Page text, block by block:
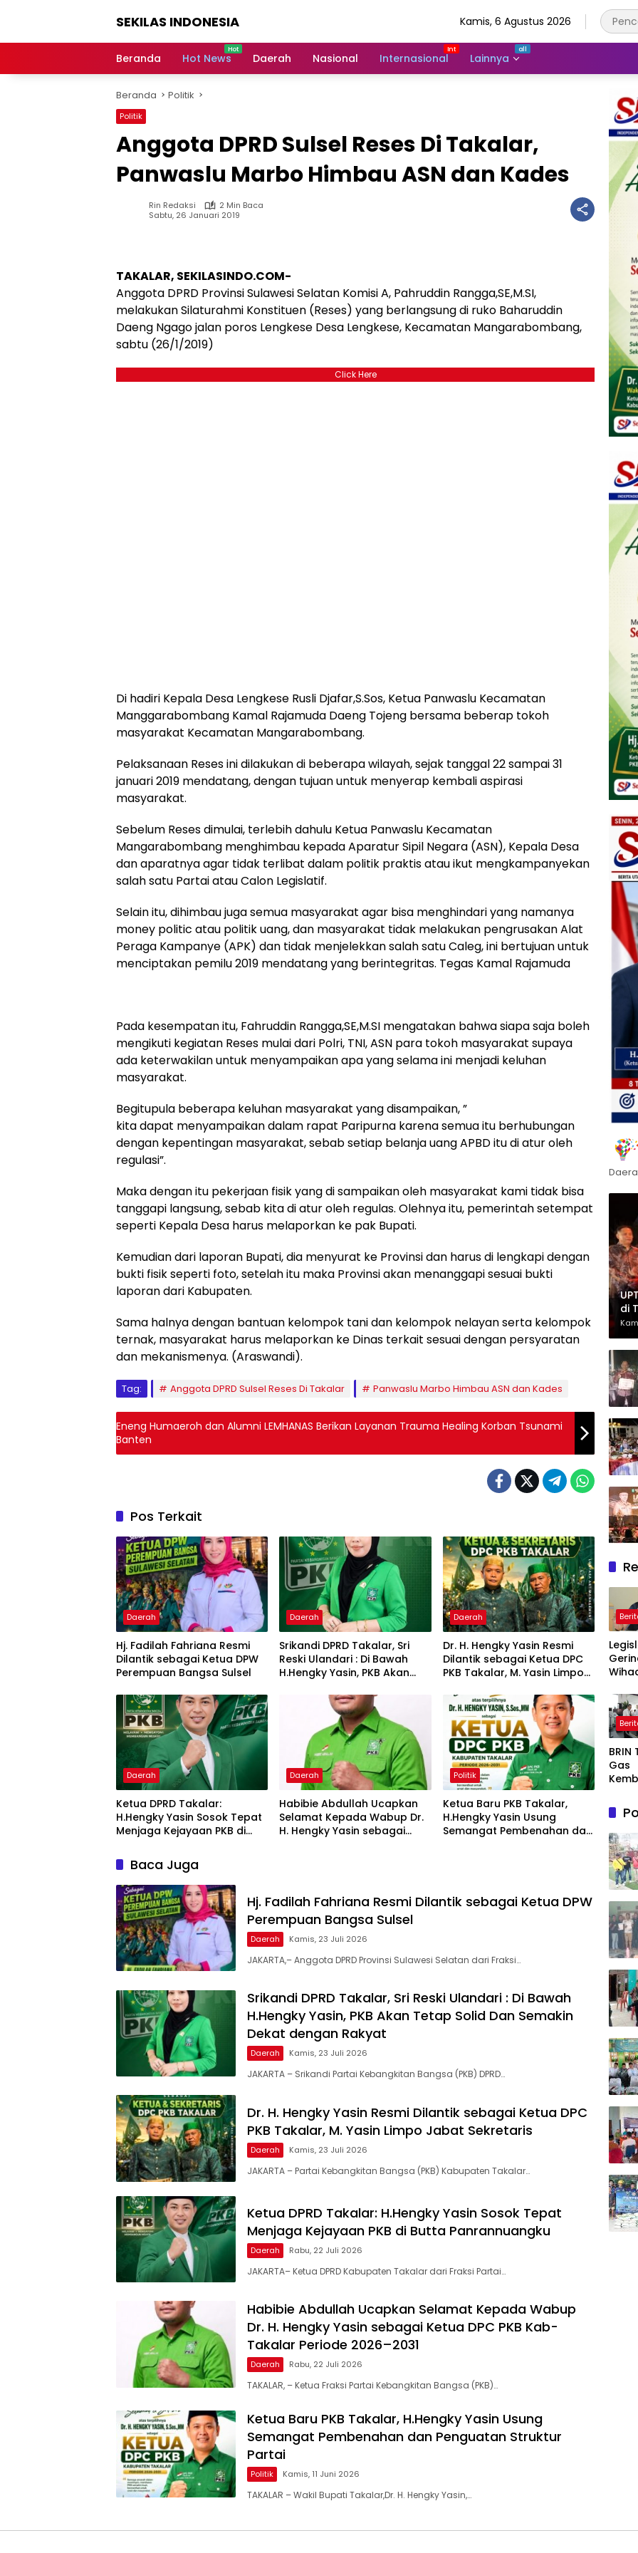
SEKILAS INDONESIA
Terkini,
Latest
World,
Headlines,
News
Kamis, 6 Agustus 2026
Beranda Hot News Daerah Nasional Internasional Lainnya
Beranda Politik
Politik
Anggota DPRD Sulsel Reses Di Takalar,
Panwaslu Marbo Himbau ASN dan Kades
Rin Redaksi
2 Min Baca
Sabtu, 26 Januari 2019
TAKALAR, SEKILASINDO.COM-
Anggota DPRD Provinsi Sulawesi Selatan Komisi A, Pahruddin Rangga,SE,M.SI,
melakukan Silaturahmi Konstituen (Reses) yang berlangsung di ruko Baharuddin
Daeng Ngago jalan poros Lengkese Desa Lengkese, Kecamatan Mangarabombang,
sabtu (26/1/2019)
Click Here
Di hadiri Kepala Desa Lengkese Rusli Djafar,S.Sos, Ketua Panwaslu Kecamatan
Manggarabombang Kamal Rajamuda Daeng Tojeng bersama beberap tokoh
masyarakat Kecamatan Mangarabombang.
Pelaksanaan Reses ini dilakukan di beberapa wilayah, sejak tanggal 22 sampai 31
januari 2019 mendatang, dengan tujuan untuk menyerap kembali aspirasi
masyarakat.
Sebelum Reses dimulai, terlebih dahulu Ketua Panwaslu Kecamatan
Mangarabombang menghimbau kepada Aparatur Sipil Negara (ASN), Kepala Desa
dan aparatnya agar tidak terlibat dalam politik praktis atau ikut mengkampanyekan
salah satu Partai atau Calon Legislatif.
Selain itu, dihimbau juga semua masyarakat agar bisa menghindari yang namanya
money politic atau politik uang, dan masyarakat tidak melakukan pengrusakan Alat
Peraga Kampanye (APK) dan tidak menjelekkan salah satu Caleg, ini bertujuan untuk
menciptakan pemilu 2019 mendatang yang berintegritas. Tegas Kamal Rajamuda
Pada kesempatan itu, Fahruddin Rangga,SE,M.SI mengatakan bahwa siapa saja boleh
mengikuti kegiatan Reses mulai dari Polri, TNI, ASN para tokoh masyarakat supaya
ada keterwakilan untuk menyampaikan apa yang selama ini menjadi keluhan
masyarakat.
Begitupula beberapa keluhan masyarakat yang disampaikan, ”
kita dapat menyampaikan dalam rapat Paripurna karena semua itu berhubungan
dengan kepentingan masyarakat, sebab setiap belanja uang APBD itu di atur oleh
regulasi”.
Maka dengan itu pekerjaan fisik yang di sampaikan oleh masyarakat kami tidak bisa
tanggapi langsung, sebab kita di atur oleh regulas. Olehnya itu, pemerintah setempat
seperti Kepala Desa harus melaporkan ke pak Bupati.
Kemudian dari laporan Bupati, dia menyurat ke Provinsi dan harus di lengkapi dengan
bukti fisik seperti foto, setelah itu maka Provinsi akan menanggapi sesuai bukti
laporan dari Kabupaten.
Sama halnya dengan bantuan kelompok tani dan kelompok nelayan serta kelompok
ternak, masyarakat harus melaporkan ke Dinas terkait sesuai dengan persyaratan
dan mekanismenya. (Araswandi).
Tag: Anggota DPRD Sulsel Reses Di Takalar Panwaslu Marbo Himbau ASN dan Kades
Eneng Humaeroh dan Alumni LEMHANAS Berikan Layanan Trauma Healing Korban Tsunami
Banten
Pos Terkait
Daerah
Hj. Fadilah Fahriana Resmi
Dilantik sebagai Ketua DPW
Perempuan Bangsa Sulsel
Daerah
Srikandi DPRD Takalar, Sri
Reski Ulandari : Di Bawah
H.Hengky Yasin, PKB Akan
Dekat dengan Rakyat
Daerah
Dr. H. Hengky Yasin Resmi
Dilantik sebagai Ketua DPC
PKB Takalar, M. Yasin Limpo
Daerah
Ketua DPRD Takalar:
H.Hengky Yasin Sosok Tepat
Menjaga Kejayaan PKB di
Daerah
Habibie Abdullah Ucapkan
Selamat Kepada Wabup Dr.
H. Hengky Yasin sebagai
Politik
Ketua Baru PKB Takalar,
H.Hengky Yasin Usung
Semangat Pembenahan dan
Baca Juga
Hj. Fadilah Fahriana Resmi Dilantik sebagai Ketua DPW
Perempuan Bangsa Sulsel
Daerah Kamis, 23 Juli 2026
JAKARTA,– Anggota DPRD Provinsi Sulawesi Selatan dari Fraksi…
Srikandi DPRD Takalar, Sri Reski Ulandari : Di Bawah
H.Hengky Yasin, PKB Akan Tetap Solid Dan Semakin
Dekat dengan Rakyat
Daerah Kamis, 23 Juli 2026
JAKARTA – Srikandi Partai Kebangkitan Bangsa (PKB) DPRD…
Dr. H. Hengky Yasin Resmi Dilantik sebagai Ketua DPC
PKB Takalar, M. Yasin Limpo Jabat Sekretaris
Daerah Kamis, 23 Juli 2026
JAKARTA – Partai Kebangkitan Bangsa (PKB) Kabupaten Takalar…
Ketua DPRD Takalar: H.Hengky Yasin Sosok Tepat
Menjaga Kejayaan PKB di Butta Panrannuangku
Daerah Rabu, 22 Juli 2026
JAKARTA– Ketua DPRD Kabupaten Takalar dari Fraksi Partai…
Habibie Abdullah Ucapkan Selamat Kepada Wabup
Dr. H. Hengky Yasin sebagai Ketua DPC PKB Kab-
Takalar Periode 2026–2031
Daerah Rabu, 22 Juli 2026
TAKALAR, – Ketua Fraksi Partai Kebangkitan Bangsa (PKB)…
Ketua Baru PKB Takalar, H.Hengky Yasin Usung
Semangat Pembenahan dan Penguatan Struktur
Partai
Politik Kamis, 11 Juni 2026
TAKALAR – Wakil Bupati Takalar,Dr. H. Hengky Yasin,…
di
agar
Gas
or